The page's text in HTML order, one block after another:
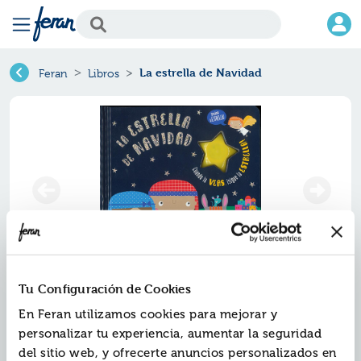
Tu Configuración de Cookies
En Feran utilizamos cookies para mejorar y
personalizar tu experiencia, aumentar la seguridad
del sitio web, y ofrecerte anuncios personalizados en
Feran Libros La estrella de Navidad
La estrella de navidad
Ref.ZPA-8568722
ISBN:9788428568722